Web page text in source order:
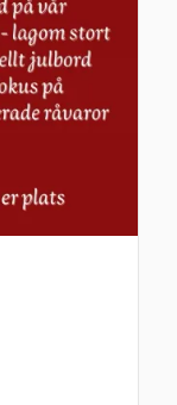
lax,
rökt
korv,
Rödkål,
Stort
Peppakakor